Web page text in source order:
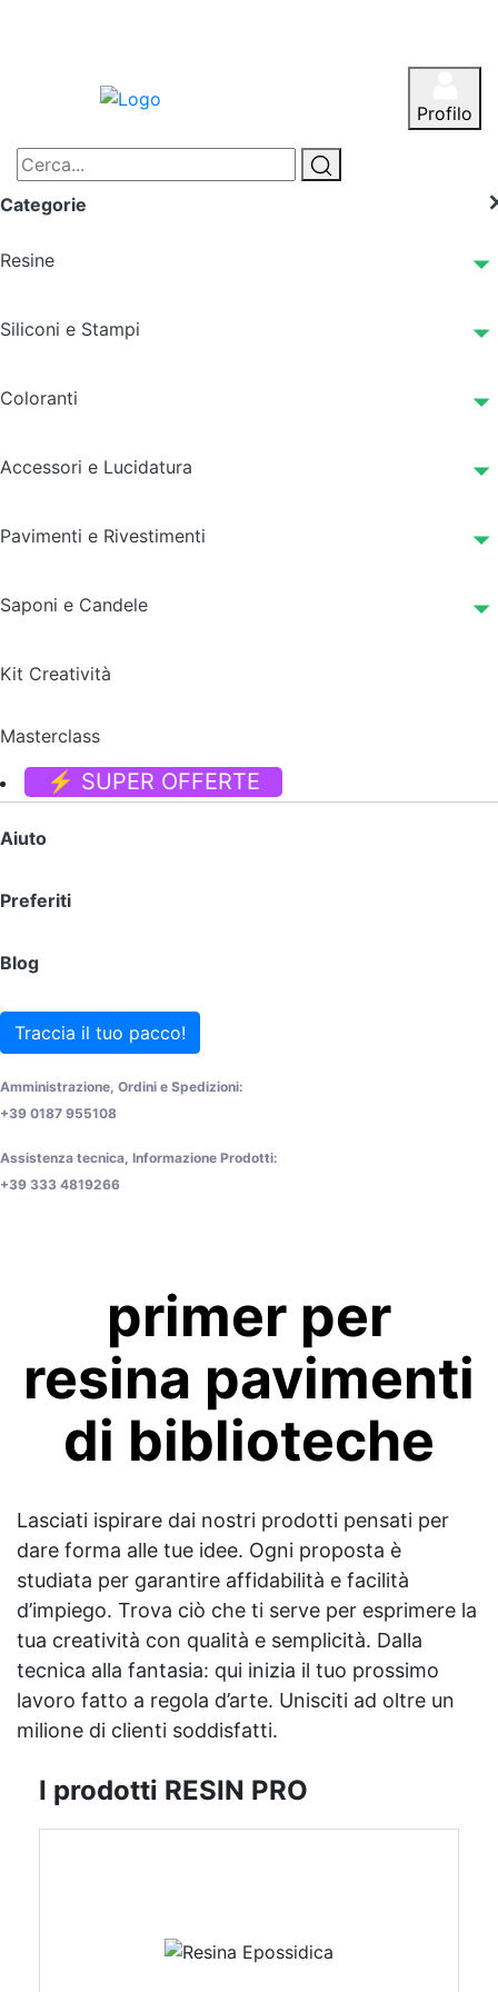
Profilo
Categorie
Resine
Siliconi e Stampi
Coloranti
Accessori e Lucidatura
Pavimenti e Rivestimenti
Saponi e Candele
Kit Creatività
Masterclass
⚡ SUPER OFFERTE
Aiuto
Preferiti
Blog
Traccia il tuo pacco!
Amministrazione, Ordini e Spedizioni:
+39 0187 955108
Assistenza tecnica, Informazione Prodotti:
+39 333 4819266
primer per
resina pavimenti
di biblioteche
Lasciati ispirare dai nostri prodotti pensati per
dare forma alle tue idee. Ogni proposta è
studiata per garantire affidabilità e facilità
d’impiego. Trova ciò che ti serve per esprimere la
tua creatività con qualità e semplicità. Dalla
tecnica alla fantasia: qui inizia il tuo prossimo
lavoro fatto a regola d’arte. Unisciti ad oltre un
milione di clienti soddisfatti.
I prodotti RESIN PRO